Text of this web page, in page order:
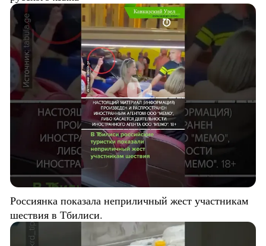
Россиянка показала неприличный жест участникам
шествия в Тбилиси.